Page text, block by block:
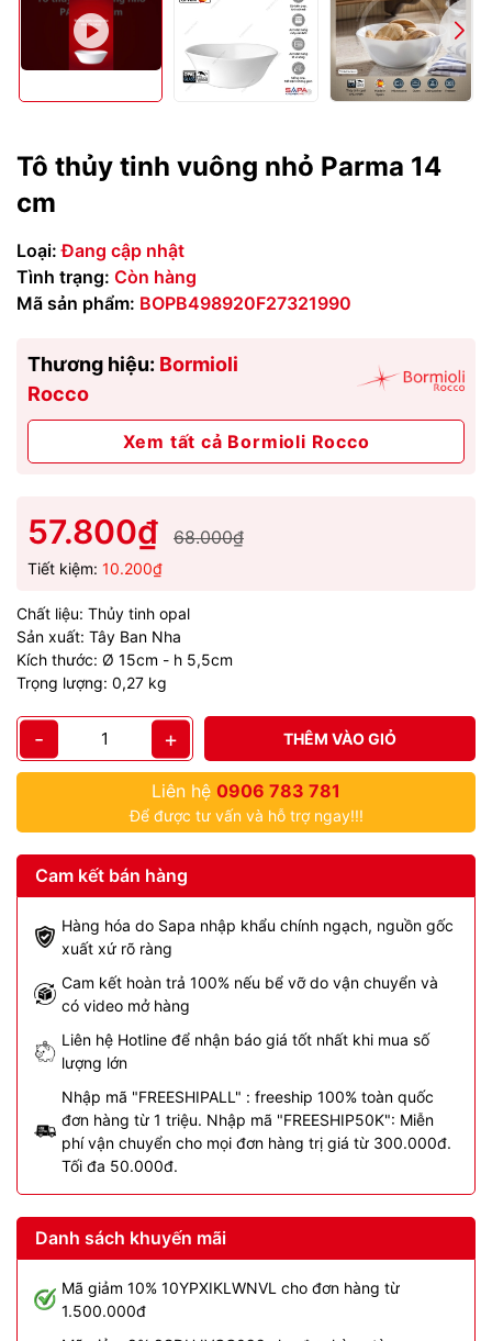
Tô thủy tinh vuông nhỏ Parma 14
cm
Loại: Đang cập nhật
Tình trạng: Còn hàng
Mã sản phẩm: BOPB498920F27321990
Thương hiệu: Bormioli
Rocco
Xem tất cả Bormioli Rocco
57.800₫ 68.000₫
Tiết kiệm: 10.200₫
Chất liệu: Thủy tinh opal
Sản xuất: Tây Ban Nha
Kích thước: Ø 15cm - h 5,5cm
Trọng lượng: 0,27 kg
- + THÊM VÀO GIỎ
Liên hệ 0906 783 781
Để được tư vấn và hỗ trợ ngay!!!
Cam kết bán hàng
Hàng hóa do Sapa nhập khẩu chính ngạch, nguồn gốc
xuất xứ rõ ràng
Cam kết hoàn trả 100% nếu bể vỡ do vận chuyển và
có video mở hàng
Liên hệ Hotline để nhận báo giá tốt nhất khi mua số
lượng lớn
Nhập mã "FREESHIPALL" : freeship 100% toàn quốc
đơn hàng từ 1 triệu. Nhập mã "FREESHIP50K": Miễn
phí vận chuyển cho mọi đơn hàng trị giá từ 300.000đ.
Tối đa 50.000đ.
Danh sách khuyến mãi
Mã giảm 10% 10YPXIKLWNVL cho đơn hàng từ
1.500.000đ